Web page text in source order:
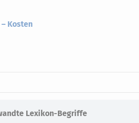
Kosten
Lexikon-Begriffe